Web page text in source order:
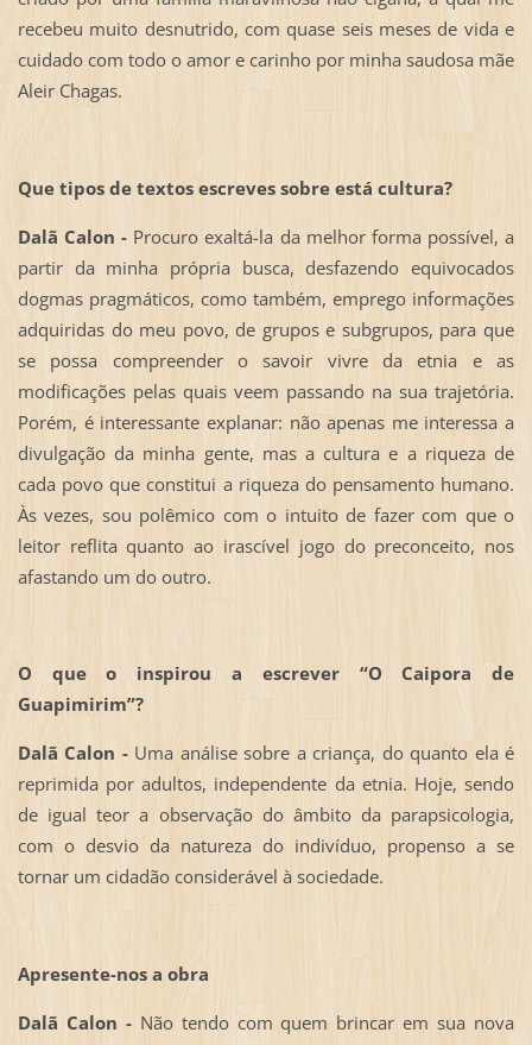
recebeu muito desnutrido, com quase seis meses de vida e
cuidado com todo o amor e carinho por minha saudosa mãe
Aleir Chagas.
Que tipos de textos escreves sobre está cultura?
Dalã Calon - Procuro exaltá-la da melhor forma possível, a
partir da minha própria busca, desfazendo equivocados
dogmas pragmáticos, como também, emprego informações
adquiridas do meu povo, de grupos e subgrupos, para que
se possa compreender o savoir vivre da etnia e as
modificações pelas quais veem passando na sua trajetória.
Porém, é interessante explanar: não apenas me interessa a
divulgação da minha gente, mas a cultura e a riqueza de
cada povo que constitui a riqueza do pensamento humano.
Às vezes, sou polêmico com o intuito de fazer com que o
leitor reflita quanto ao irascível jogo do preconceito, nos
afastando um do outro.
O que o inspirou a escrever “O Caipora de
Guapimirim”?
Dalã Calon -Uma análise sobre a criança, do quanto ela é
reprimida por adultos, independente da etnia. Hoje, sendo
de igual teor a observação do âmbito da parapsicologia,
com o desvio da natureza do indivíduo, propenso a se
tornar um cidadão considerável à sociedade.
Apresente-nos a obra
Dalã Calon -Não tendo com quem brincar em sua nova